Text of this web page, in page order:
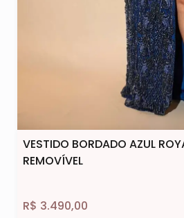
VESTIDO BORDADO AZUL
REMOVÍVEL
R$ 3.490,00